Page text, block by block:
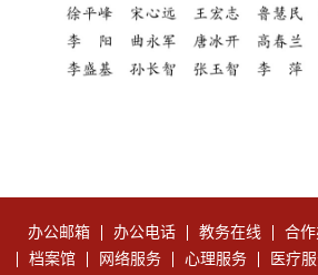
办公邮箱 办公电话 教务在线 合
档案馆
网络服务 心理服务 医疗